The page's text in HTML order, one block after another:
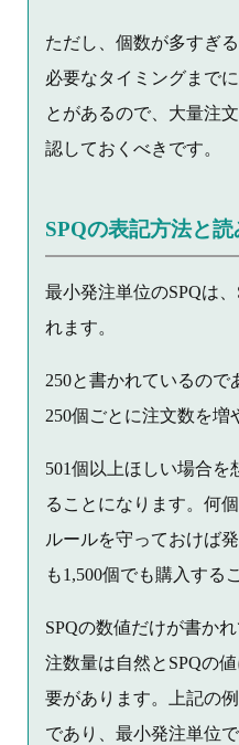
ただし、個数が多すぎ
必要なタイミングまで
とがあるので、大量注
認しておくべきです。
SPQの表記方法と読
最小発注単位のSPQは
れます。
250と書かれているの
250個ごとに注文数を増
501個以上ほしい場合を
ることになります。何
ルールを守っておけば
も1,500個でも購入する
SPQの数値だけが書か
注数量は自然とSPQの
要があります。上記の
であり、最小発注単位